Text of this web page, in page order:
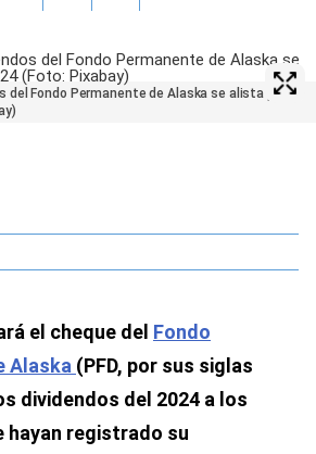
del Fondo Permanente de Alaska se alista para
el cheque del Fondo
Alaska (PFD, por sus siglas
dividendos del 2024 a los
hayan registrado su